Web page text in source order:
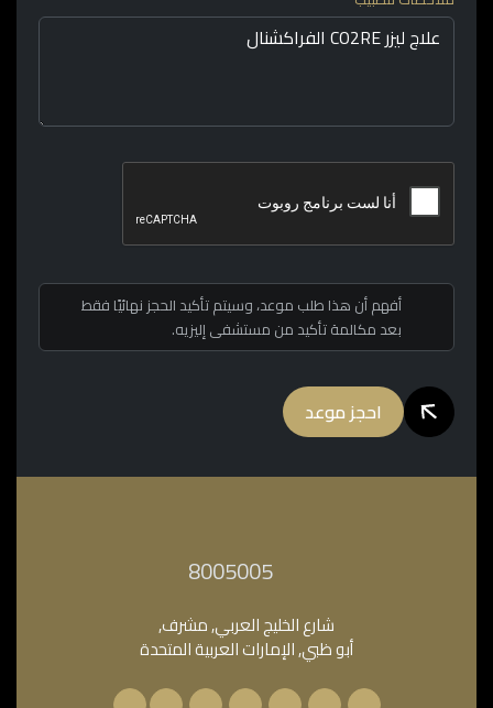
أفهم أن هذا طلب موعد، وسيتم تأكيد الحجز نهائيًا فقط
بعد مكالمة تأكيد من مستشفى إليزيه.
احجز موعد
شارع الخليج العربي, مشرف,
أبو ظبي, الإمارات العربية المتحدة